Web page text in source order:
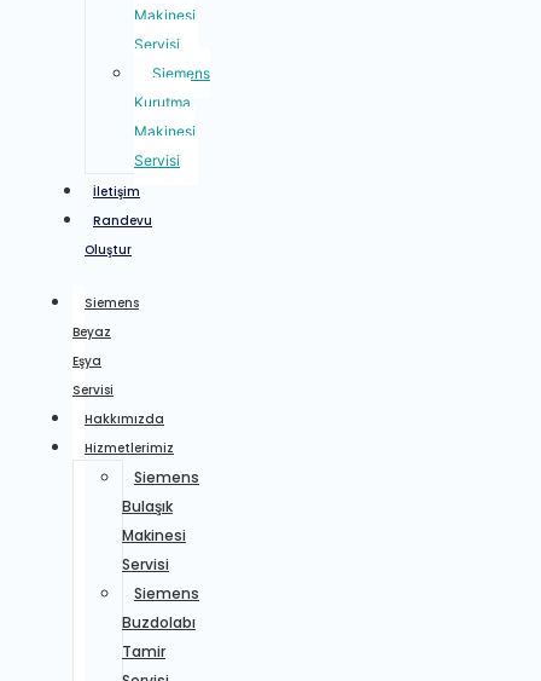
Makinesi
Servisi
Siemens
Kurutma
Makinesi
Servisi
İletişim
Randevu
Oluştur
Siemens
Beyaz
Eşya
Servisi
Hakkımızda
Hizmetlerimiz
Siemens
Bulaşık
Makinesi
Servisi
Siemens
Buzdolabı
Tamir